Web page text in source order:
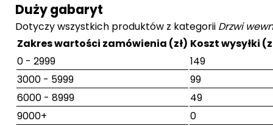
Duży gabaryt
Dotyczy wszystkich produktów z kategorii Drzwi
Zakres wartości zamówienia (zł) Koszt wysyłki
0 - 2999
149
3000 - 5999
99
6000 - 8999
49
9000+
0